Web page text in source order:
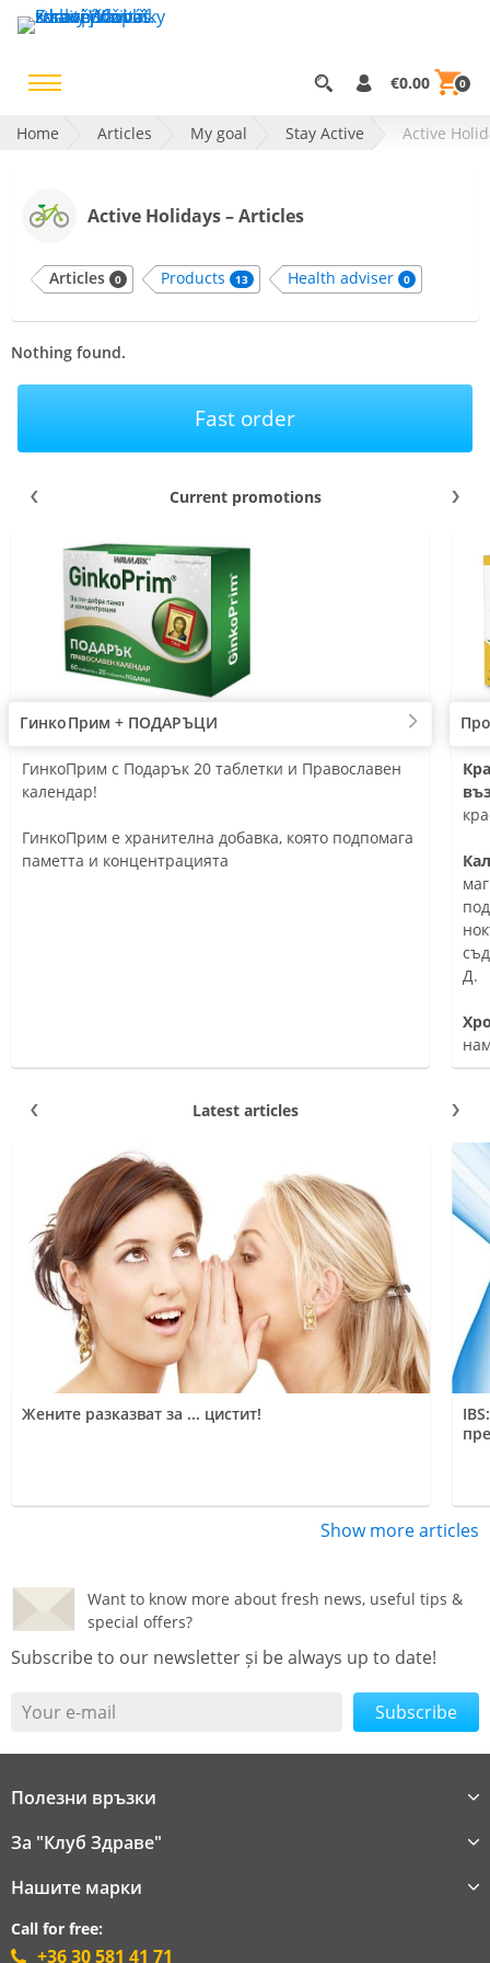
€0.00 0
Home Articles My goal Stay Active Active
Active Holidays – Articles
Articles 0 Products 13 Health adviser 0
Nothing found.
Fast order
Current promotions
ГинкоПрим + ПОДАРЪЦИ
ГинкоПрим с Подарък 20 таблетки и Православен
календар!
ГинкоПрим е хранителна добавка, която подпомага
паметта и концентрацията
и
Д.
засегнатите места и подхранва
хрущял
на ставите
ставната подвижност и удължава
функциониране на простатата
1 таблетка на
Коприва и
Допринася
простата
Спомага за
Допринася
Оказва
Допринася
Latest articles
Жените разказват за ... цистит!
Show more articles
Want to know more about fresh news, useful tips &
special offers?
Subscribe to our newsletter și be always up to date!
Your e-mail
Полезни връзки
За "Клуб Здраве"
Нашите марки
Call for free:
+36 30 581 41 71